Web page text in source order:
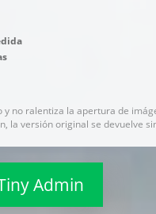
no ralentiza la apertura de
la versión original se devuelve
Admin